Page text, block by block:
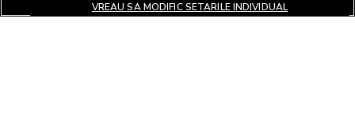
VREAU SA MODIFIC SETARILE INDIVIDUAL